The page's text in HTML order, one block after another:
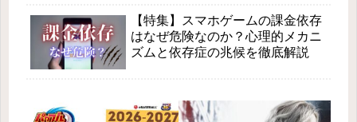
【特集】スマホゲームの課金依存
はなぜ危険なのか？心理的メカニ
ズムと依存症の兆候を徹底解説